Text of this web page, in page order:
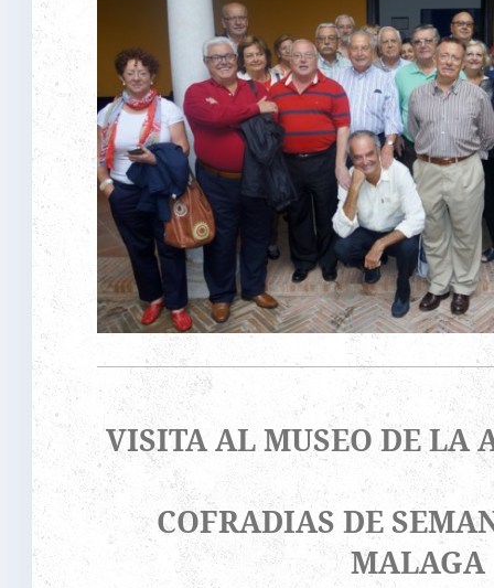
VISITA AL MUSEO DE LA
COFRADIAS DE
MALAGA